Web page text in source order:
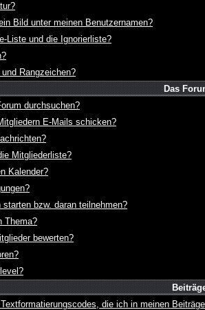
Bild unter meinen Benutzernamen?
Liste und die Ignorierliste?
Rangzeichen?
Das
durchsuchen?
E-Mails schicken?
Mitgliederliste?
Kalender?
starten bzw. daran teilnehmen?
Thema?
bewerten?
die ich in meinen